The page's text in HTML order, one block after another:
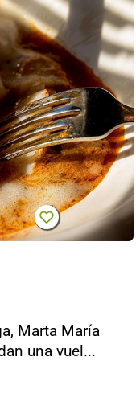
Marta María
una vuel...